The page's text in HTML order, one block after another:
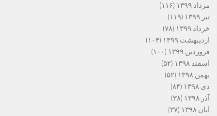
مرداد ۱۳۹۹
(۱۱۶)
تیر ۱۳۹۹
(۱۱۹)
خرداد ۱۳۹۹
(۷۸)
اردیبهشت ۱۳۹۹
(۱۰۴)
فروردین ۱۳۹۹
(۱۰۰)
اسفند ۱۳۹۸
(۵۲)
بهمن ۱۳۹۸
(۵۲)
دی ۱۳۹۸
(۸۴)
آذر ۱۳۹۸
(۳۸)
آبان ۱۳۹۸
(۳۷)